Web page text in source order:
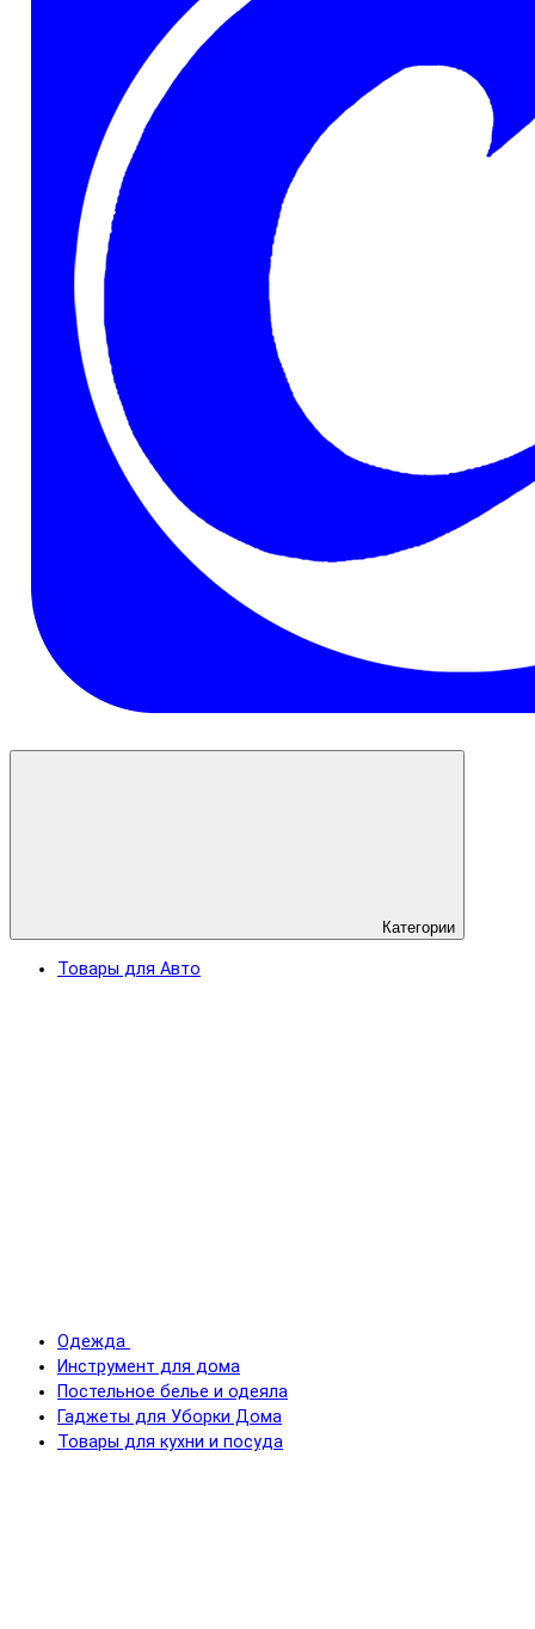
Категории
Товары для Авто
Одежда
Инструмент для дома
Постельное белье и одеяла
Гаджеты для Уборки Дома
Товары для кухни и посуда